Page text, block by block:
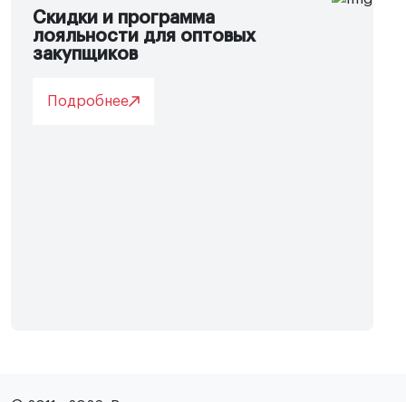
Скидки и программа
лояльности для оптовых
закупщиков
Подробнее